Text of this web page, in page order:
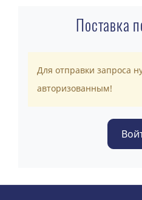
Поставка
Для отправки запроса
авторизованным!